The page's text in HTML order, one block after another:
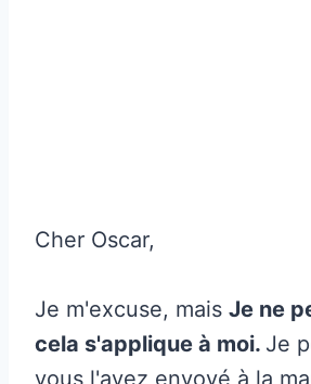
Cher Oscar,
Je m'excuse, mais Je ne
cela s'applique à moi. Je
vous l'avez envoyé à la